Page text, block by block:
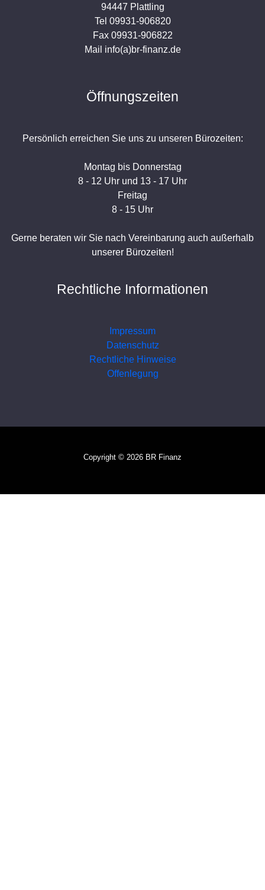
94447 Plattling
Tel 09931-906820
Fax 09931-906822
Mail info(a)br-finanz.de
Öffnungszeiten
Persönlich erreichen Sie uns zu unseren Bürozeiten:
Montag bis Donnerstag
8 - 12 Uhr und 13 - 17 Uhr
Freitag
8 - 15 Uhr
Gerne beraten wir Sie nach Vereinbarung auch außerhalb
unserer Bürozeiten!
Rechtliche Informationen
Impressum
Datenschutz
Rechtliche Hinweise
Offenlegung
Copyright © 2026 BR Finanz